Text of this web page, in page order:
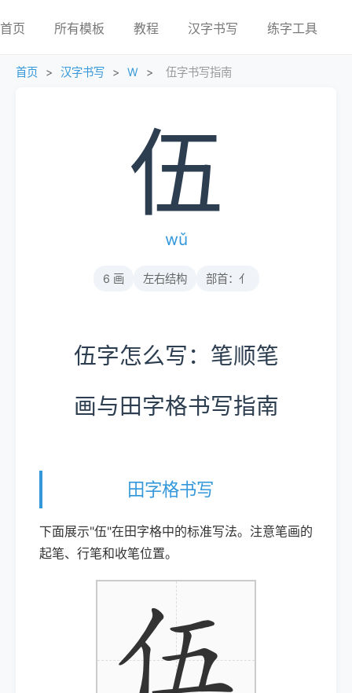
首页 所有模板 教程 汉字书写 练字工具
首页 > 汉字书写 > W > 伍字书写指南
伍
wǔ
6 画 左右结构 部首：亻
伍字怎么写：笔顺笔
画与田字格书写指南
田字格书写
下面展示"伍"在田字格中的标准写法。注意笔画的
起笔、行笔和收笔位置。